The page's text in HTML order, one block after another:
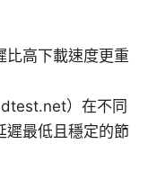
比高下載速度更重
）在不同
遲最低且穩定的節